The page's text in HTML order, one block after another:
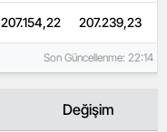
207.154,22 207.239,23
Son Güncellenme: 22:14
Değişim